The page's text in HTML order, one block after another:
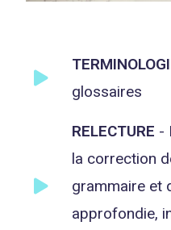
glossaires
RELECTURE -
la correction
grammaire et
approfondie,